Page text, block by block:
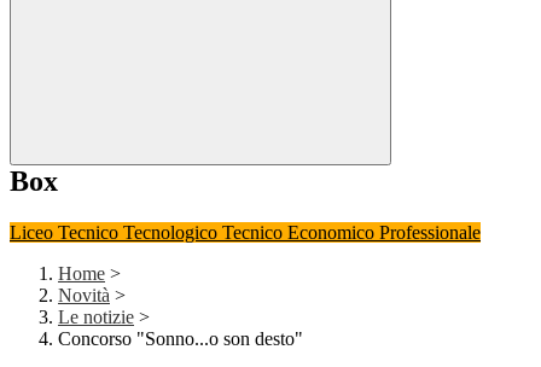
Box
Liceo Tecnico Tecnologico Tecnico Economico Professionale
Home >
Novità >
Le notizie >
Concorso "Sonno...o son desto"